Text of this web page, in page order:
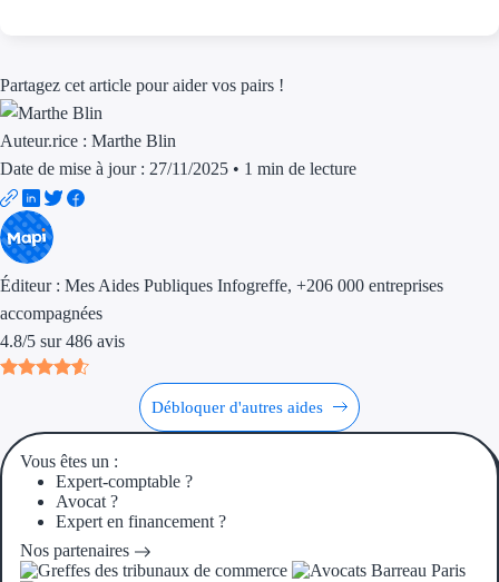
Partagez cet article pour aider vos pairs !
Auteur.rice : Marthe Blin
Date de mise à jour : 27/11/2025 • 1 min de lecture
Éditeur : Mes Aides Publiques Infogreffe, +206 000 entreprises
accompagnées
4.8/5 sur 486 avis
Débloquer d'autres aides
Vous êtes un :
Expert-comptable ?
Avocat ?
Expert en financement ?
Nos partenaires